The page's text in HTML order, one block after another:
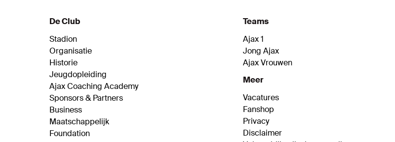
De Club
Stadion
Organisatie
Historie
Jeugdopleiding
Ajax Coaching Academy
Sponsors & Partners
Business
Maatschappelijk
Foundation
Teams
Ajax 1
Jong Ajax
Ajax Vrouwen
Meer
Vacatures
Fanshop
Privacy
Disclaimer